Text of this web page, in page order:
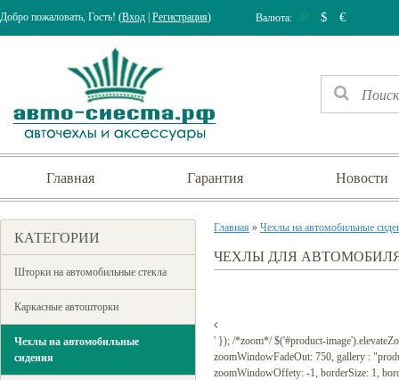
Добро пожаловать, Гость! (Вход Регистрация) Валюта: Р $ €
Главная Гарантия Новости
КАТЕГОРИИ
Шторки на автомобильные стекла
Каркасные автошторки
Чехлы на автомобильные
сидения
Главная » Чехлы на автомобильные
ЧЕХЛЫ ДЛЯ АВТОМОБИЛЯ
' }); /*zoom*/ $('#product-
zoomWindowFadeOut: 750, gallery :
zoomWindowOffety: -1, borderSize: 1,